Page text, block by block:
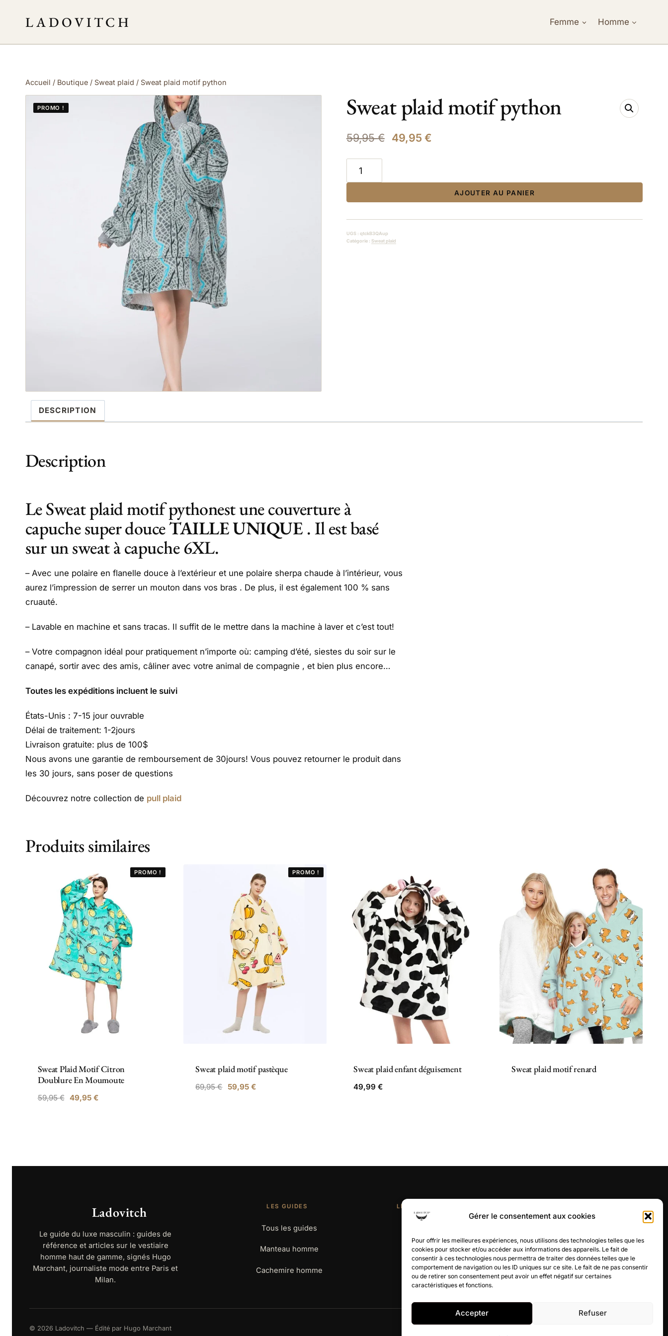
Gérer le consentement aux cookies
Pour offrir les meilleures expériences, nous utilisons des technologies telles que les
cookies pour stocker et/ou accéder aux informations des appareils. Le fait de
consentir à ces technologies nous permettra de traiter des données telles que le
comportement de navigation ou les ID uniques sur ce site. Le fait de ne pas consentir
ou de retirer son consentement peut avoir un effet négatif sur certaines
caractéristiques et fonctions.
Accepter Refuser
LADOVITCH Femme Homme
Accueil / Boutique / Sweat plaid / Sweat plaid motif python
PROMO ! Sweat plaid motif python
59,95€ 49,95€
AJOUTER AU PANIER
UGS : qtckB3QAup
Catégorie : Sweat plaid
DESCRIPTION
Description
Le Sweat plaid motif pythonest une couverture à
capuche super douceTAILLE UNIQUE . Il est basé
sur un sweat à capuche 6XL.
– Avec une polaire en flanelle douce à l’extérieur et une polaire sherpa chaude à l’intérieur, vous
aurez l’impression de serrer un mouton dans vos bras . De plus, il est également 100 % sans
cruauté.
– Lavable en machine et sans tracas. Il suffit de le mettre dans la machine à laver et c’est tout!
– Votre compagnon idéal pour pratiquement n’importe où: camping d’été, siestes du soir sur le
canapé, sortir avec des amis, câliner avec votre animal de compagnie , et bien plus encore…
Toutes les expéditions incluent le suivi
États-Unis : 7-15 jour ouvrable
Délai de traitement: 1-2jours
Livraison gratuite: plus de 100$
Nous avons une garantie de remboursement de 30jours! Vous pouvez retourner le produit dans
les 30 jours, sans poser de questions
Découvrez notre collection de pull plaid
Produits similaires
PROMO !
Sweat Plaid Motif Citron
Doublure En Moumoute
59,95€ 49,95 €
PROMO !
Sweat plaid motif pastèque
69,95€ 59,95 €
Sweat plaid enfant déguisement
49,99€
Sweat plaid motif renard
Ladovitch
Le guide du luxe masculin : guides de
référence et articles sur le vestiaire
homme haut de gamme, signés Hugo
Marchant, journaliste mode entre Paris et
Milan.
LES GUIDES
Tous les guides
Manteau homme
Cachemire homme
LE MAGAZINE
À propos
Contact
CGV
Retours
© 2026 Ladovitch — Édité par Hugo Marchant